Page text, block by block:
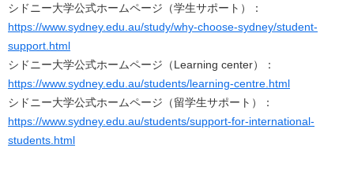
シドニー大学公式ホームページ（学生サポート）：
https://www.sydney.edu.au/study/why-choose-sydney/student-
support.html
シドニー大学公式ホームページ（Learning center）：
https://www.sydney.edu.au/students/learning-centre.html
シドニー大学公式ホームページ（留学生サポート）：
https://www.sydney.edu.au/students/support-for-international-
students.html